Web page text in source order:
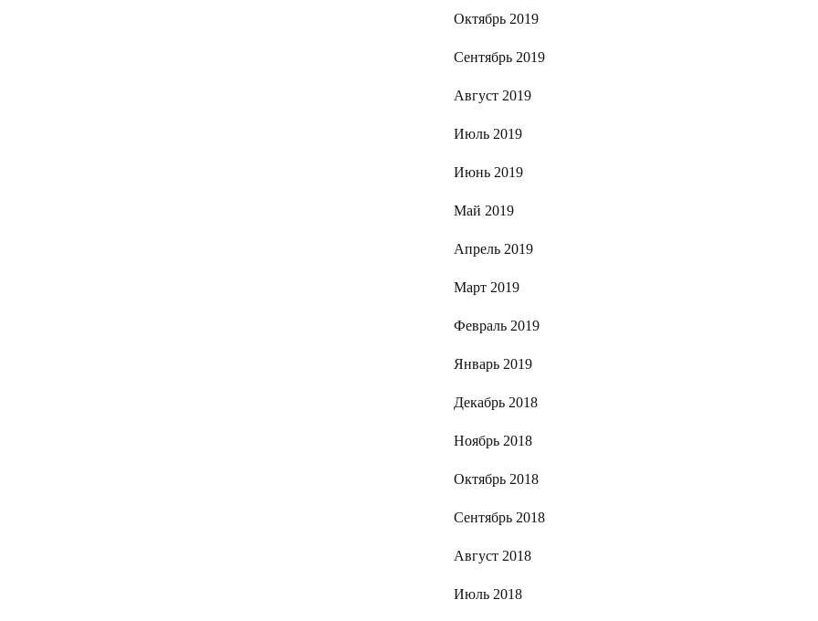
Октябрь 2019
Сентябрь 2019
Август 2019
Июль 2019
Июнь 2019
Май 2019
Апрель 2019
Март 2019
Февраль 2019
Январь 2019
Декабрь 2018
Ноябрь 2018
Октябрь 2018
Сентябрь 2018
Август 2018
Июль 2018